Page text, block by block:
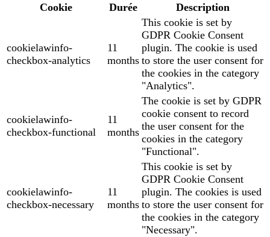
Cookie
Durée Description
cookielawinfo-
checkbox-analytics
11
months
This cookie is set by
GDPR Cookie Consent
plugin. The cookie is used
to store the user consent for
the cookies in the category
"Analytics".
cookielawinfo-
checkbox-functional
11
months
The cookie is set by GDPR
cookie consent to record
the user consent for the
cookies in the category
"Functional".
cookielawinfo-
checkbox-necessary
11
months
This cookie is set by
GDPR Cookie Consent
plugin. The cookies is used
to store the user consent for
the cookies in the category
"Necessary".